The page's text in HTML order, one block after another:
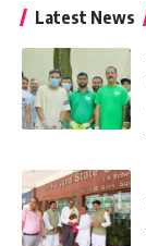
Latest News